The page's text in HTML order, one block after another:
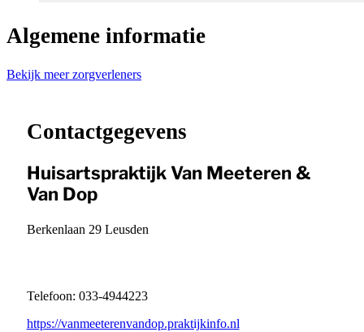
Algemene informatie
Bekijk meer zorgverleners
−
Leaflet
Contactgegevens
Huisartspraktijk Van Meeteren &
Van Dop
Berkenlaan 29 Leusden
Telefoon: 033-4944223
https://vanmeeterenvandop.praktijkinfo.nl